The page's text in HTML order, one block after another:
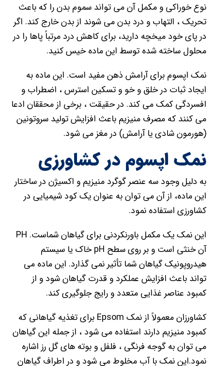
نوع خوراکی و مکمل آن می تواند سموم بدن را که باعث
تحریک ، التهاب و درد بدن می شوند از بدن خارج کند. اگر
در پای خود میخچه دارید، برای کاهش درد مرتباً پاها را در
محلول ساخته شده توسط این ماده خیس کنید.
نمک اپسوم برای آرامش ذهن مفید است. این ماده به
ایجاد ثبات در خلق و خو و تسکین استرس ، اضطراب و
افسردگی کمک می کند. در حقیقت ، برخی از محققان ادعا
می کنند که مصرف منیزیم باعث افزایش تولید سروتونین
(هورمون شادی یا آرامش) در مغز می شود.
نمک اپسوم در کشاورزی
به دلیل وجود سه عنصر گوگرد منیزیم و اکسیژن در ساختار
این ماده، از آن می توان به عنوان یک کود شیمیایی در
کشاورزی استفاده نمود.
این نمک یک مکمل باورنکردنی برای گیاهان شماست. PH
آن خنثی است و بر روی سطح pH خاک یا سیستم
هیدروپونیک گیاهان شما تأثیر نمی گذارد. این ماده می
تواند باعث افزایش عملکرد و قدرت گیاهان شود و از
کمبود عناصر غذایی متعدد و رایج جلوگیری کند.
کشاورزان معمولاً از نمک Epsom برای تغذیه گیاهانی که
کمبود منیزیم دارند استفاده می شود ، از جمله این گیاهان
می توان به گوجه فرنگی ، فلفل و بوته های گل رز اشاره
نمود.این نمک با آب مخلوط می شود و در اطراف گیاهان